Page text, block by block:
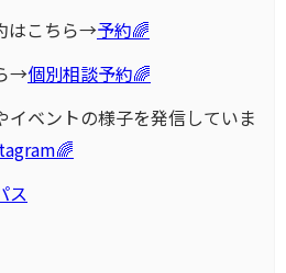
はこちら→予約🌈
→個別相談予約🌈
ベントの様子を発信していま
ス